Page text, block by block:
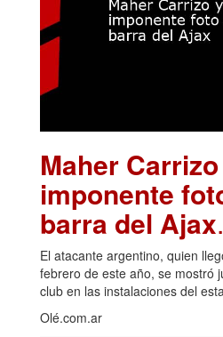
Maher
imponente
barra del Ajax
El atacante argentino, quien
febrero de este año, se mostró
club en las instalaciones del
Olé.com.ar